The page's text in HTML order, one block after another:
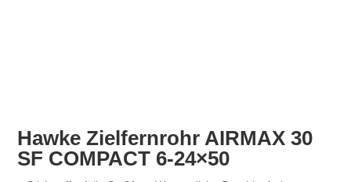
Hawke Zielfernrohr AIRMAX 30
SF COMPACT 6-24×50